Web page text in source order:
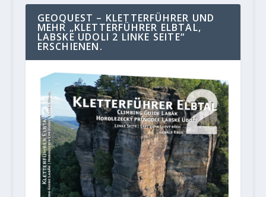
GEOQUEST – KLETTERFÜHRER UND
MEHR „KLETTERFÜHRER ELBTAL,
LABSKE UDOLI 2 LINKE SEITE“
ERSCHIENEN.